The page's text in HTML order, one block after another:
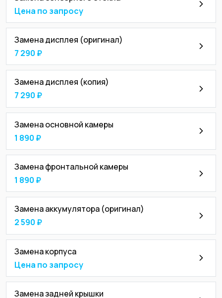
Цена по запросу
Замена дисплея (оригинал)
7 290 ₽
Замена дисплея (копия)
7 290 ₽
Замена основной камеры
1 890 ₽
Замена фронтальной камеры
1 890 ₽
Замена аккумулятора (оригинал)
2 590 ₽
Замена корпуса
Цена по запросу
Замена задней крышки